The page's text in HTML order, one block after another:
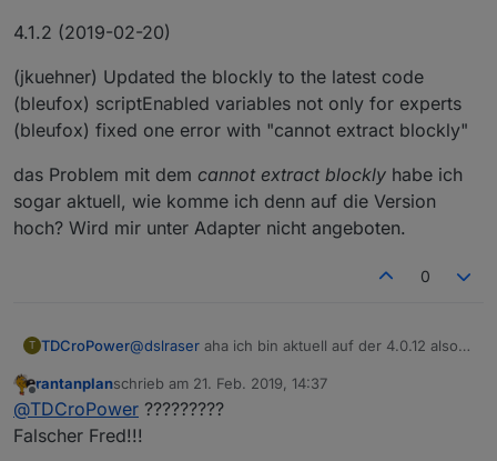
4.1.2 (2019-02-20)
(jkuehner) Updated the blockly to the latest code
(bleufox) scriptEnabled variables not only for experts
(bleufox) fixed one error with "cannot extract blockly"
das Problem mit dem cannot extract blockly habe ich
sogar aktuell, wie komme ich denn auf die Version
hoch? Wird mir unter Adapter nicht angeboten.
0
T TDCroPower@dslraser aha ich bin aktuell auf der 4.0.12 also
Habe ich merkbare Nachteile, wenn ich runter
zur 3.6.4 gehe?
Ein Bug habe ich wohl in 4.0.12 gefunden, wenn
man im Trigger ein 2tes Objekt hinzufügt und es
danach wieder entfernen will bleibt es als
Löschen kann ich es dann nur, wenn ich im
Offline
rantanplanschrieb am 21. Feb. 2019, 14:37
zuletzt editiert von
@TDCroPower ?????????
Falscher Fred!!!